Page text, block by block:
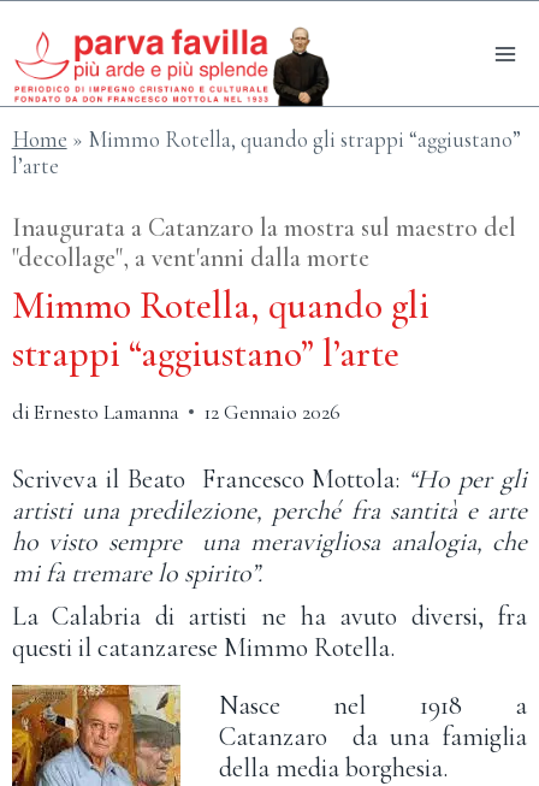
contenuto
Home » Mimmo Rotella, quando gli strappi “aggiustano”
l’arte
Inaugurata a Catanzaro la mostra sul maestro del
"decollage", a vent'anni dalla morte
Mimmo Rotella, quando gli
strappi “aggiustano” l’arte
diErnesto Lamanna 12 Gennaio 2026
Scriveva il Beato Francesco Mottola: “Ho per gli
artisti una predilezione, perché fra santità e arte
ho visto sempre una meravigliosa analogia, che
mi fa tremare lo spirito”.
La Calabria di artisti ne ha avuto diversi, fra
questi il catanzarese Mimmo Rotella.
Nasce nel 1918 a
Catanzaro da una famiglia
della media borghesia.